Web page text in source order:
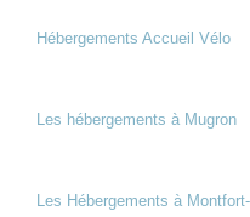
Hébergements Accueil Vélo
Les hébergements à Mugron
Les Hébergements à